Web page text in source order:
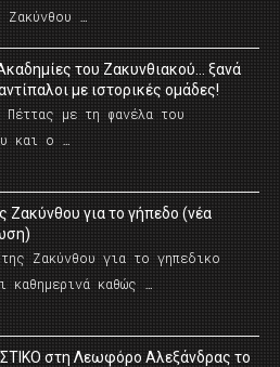
…
του Ζακυνθιακού… ξανά
με ιστορικές ομάδες!
Πέττας με τη φανέλα του
και ο …
Ζακύνθου για το γήπεδο (νέα
Ζακύνθου για το γηπεδικο
καθημερινά καθώς …
στη Λεωφόρο Αλεξάνδρας το